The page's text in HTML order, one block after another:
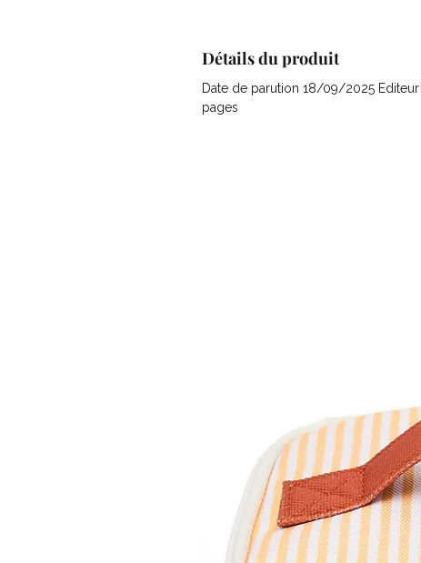
Détails du produit
Date de parution 18/09/2025
pages